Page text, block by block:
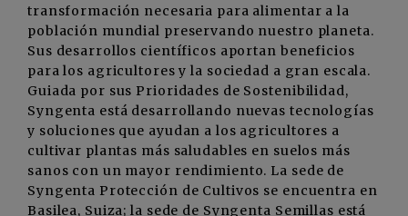
transformación necesaria para alimentar a la
población mundial preservando nuestro planeta.
Sus desarrollos científicos aportan beneficios
para los agricultores y la sociedad a gran escala.
Guiada por sus Prioridades de Sostenibilidad,
Syngenta está desarrollando nuevas tecnologías
y soluciones que ayudan a los agricultores a
cultivar plantas más saludables en suelos más
sanos con un mayor rendimiento. La sede de
Syngenta Protección de Cultivos se encuentra en
Basilea, Suiza; la sede de Syngenta Semillas está